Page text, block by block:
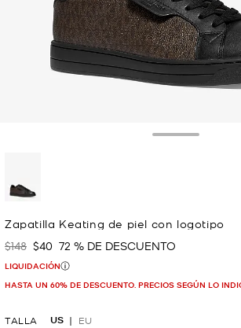
Zapatilla Keating de piel con logotipo
Era
$148 Ahora
$40 72 % DE DESCUENTO
LIQUIDACIÓN
HASTA UN 60% DE DESCUENTO. PRECIOS SEGÚN LO
TALLA US EU